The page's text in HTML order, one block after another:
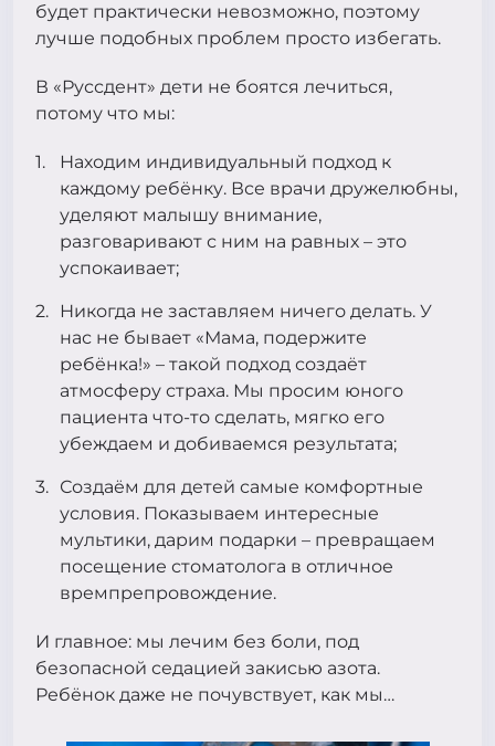
будет практически невозможно, поэтому
лучше подобных проблем просто избегать.
В «Руссдент» дети не боятся лечиться,
потому что мы:
Находим индивидуальный подход к
каждому ребёнку. Все врачи дружелюбны,
уделяют малышу внимание,
разговаривают с ним на равных – это
успокаивает;
Никогда не заставляем ничего делать. У
нас не бывает «Мама, подержите
ребёнка!» – такой подход создаёт
атмосферу страха. Мы просим юного
пациента что-то сделать, мягко его
убеждаем и добиваемся результата;
Создаём для детей самые комфортные
условия. Показываем интересные
мультики, дарим подарки – превращаем
посещение стоматолога в отличное
времпрепровождение.
И главное: мы лечим без боли, под
безопасной седацией закисью азота.
Ребёнок даже не почувствует, как мы…